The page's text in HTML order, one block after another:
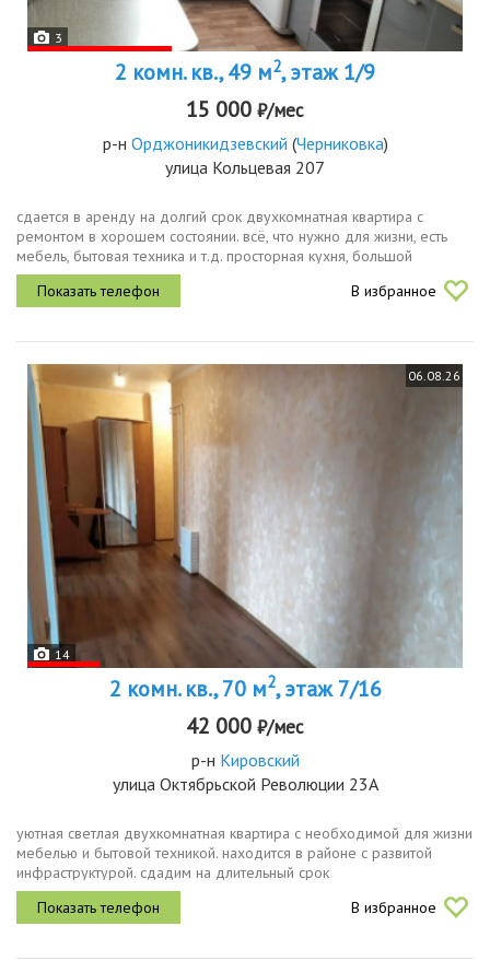
3
2 комн. кв., 49 м2, этаж 1/9
15 000 ₽/мес
р-н Орджоникидзевский (Черниковка)
улица Кольцевая 207
сдается в аренду на долгий срок двухкомнатная квартира с
ремонтом в хорошем состоянии. всё, что нужно для жизни, есть
мебель, бытовая техника и т.д. просторная кухня, большой
коридор, две уютные комнаты. санузел раздельный, первый этаж.
В избранное
06.08.26
14
2 комн. кв., 70 м2, этаж 7/16
42 000 ₽/мес
р-н Кировский
улица Октябрьской Революции 23А
уютная светлая двухкомнатная квартира с необходимой для жизни
мебелью и бытовой техникой. находится в районе с развитой
инфраструктурой. сдадим на длительный срок
порядочным,аккуратным,платежеспособным жильцам.
В избранное